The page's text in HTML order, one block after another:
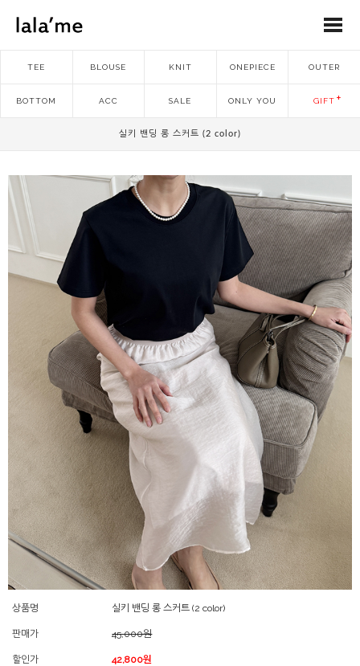
TEE BLOUSE KNIT ONEPIECE OUTER
BOTTOM ACC SALE ONLY YOU GIFT
실키 밴딩 롱 스커트 (2 color)
상품명 실키 밴딩 롱 스커트 (2 color)
판매가 45,000원
할인가 42,800원